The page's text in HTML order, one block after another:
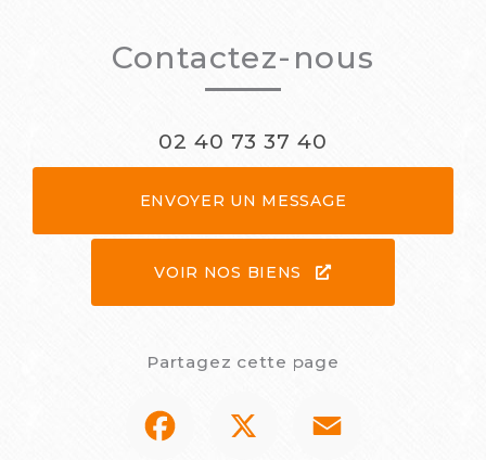
Contactez-nous
02 40 73 37 40
ENVOYER UN MESSAGE
VOIR NOS BIENS
Partagez cette page